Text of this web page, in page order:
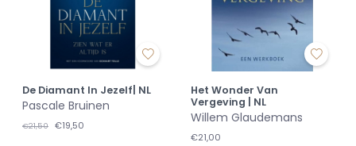
De Diamant In Jezelf| NL
Pascale Bruinen
€21,50 €19,50
Het Wonder Van
Vergeving | NL
Willem Glaudemans
€21,00